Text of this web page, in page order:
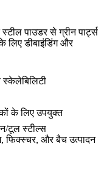
पाउडर से ग्रीन पार्ट्स
लिए डीबाइंडिंग और
के लिए उपयुक्त
टूल स्टील्स
फिक्स्चर, और बैच उत्पादन